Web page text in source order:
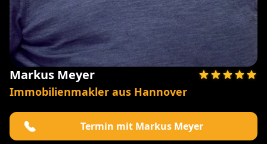
Markus Meyer
Immobilienmakler aus Hannover
Termin mit Markus Meyer